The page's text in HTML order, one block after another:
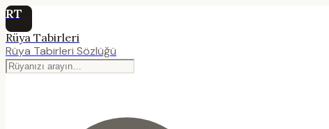
RT
Rüya Tabirleri
Rüya Tabirleri Sözlüğü